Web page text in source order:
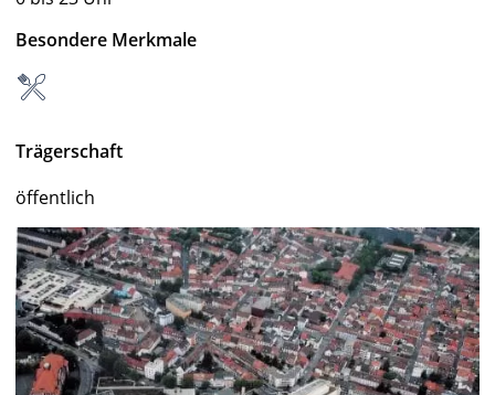
Besondere Merkmale
Trägerschaft
öffentlich